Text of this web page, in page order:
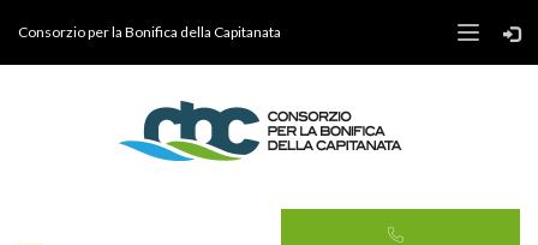
Consorzio per la Bonifica della Capitanata